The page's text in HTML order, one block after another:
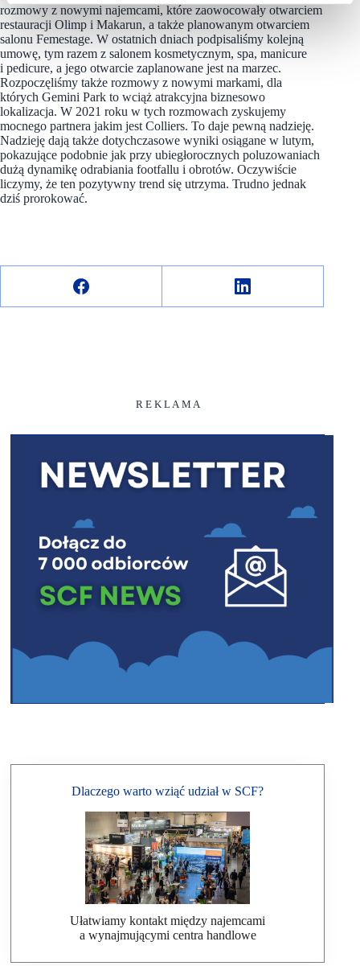
rozmowy z nowymi najemcami, które zaowocowały otwarciem
restauracji Olimp i Makarun, a także planowanym otwarciem
salonu Femestage. W ostatnich dniach podpisaliśmy kolejną
umowę, tym razem z salonem kosmetycznym, spa, manicure
i pedicure, a jego otwarcie zaplanowane jest na marzec.
Rozpoczęliśmy także rozmowy z nowymi markami, dla
których Gemini Park to wciąż atrakcyjna biznesowo
lokalizacja. W 2021 roku w tych rozmowach zyskujemy
mocnego partnera jakim jest Colliers. To daje pewną nadzieję.
Nadzieję dają także dotychczasowe wyniki osiągane w lutym,
pokazujące podobnie jak przy ubiegłorocznych poluzowaniach
dużą dynamikę odrabiania footfallu i obrotów. Oczywiście
liczymy, że ten pozytywny trend się utrzyma. Trudno jednak
dziś prorokować.
R E K L A M A
Dlaczego warto wziąć udział w SCF?
Ułatwiamy kontakt między najemcami
a wynajmującymi centra handlowe